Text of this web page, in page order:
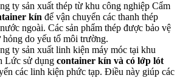
ty sản xuất thép từ khu công nghiệp Cẩm
kín để vận chuyển các thanh thép
ngoài. Các sản phẩm thép được bảo vệ
do yếu tố môi trường.
ty sản xuất linh kiện máy móc tại khu
Lức sử dụng container kín và có lớp lót
các linh kiện phức tạp. Điều này giúp các